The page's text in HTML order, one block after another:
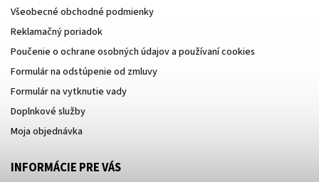
Všeobecné obchodné podmienky
Reklamačný poriadok
Poučenie o ochrane osobných údajov a používaní cookies
Formulár na odstúpenie od zmluvy
Formulár na vytknutie vady
Doplnkové služby
Moja objednávka
INFORMÁCIE PRE VÁS